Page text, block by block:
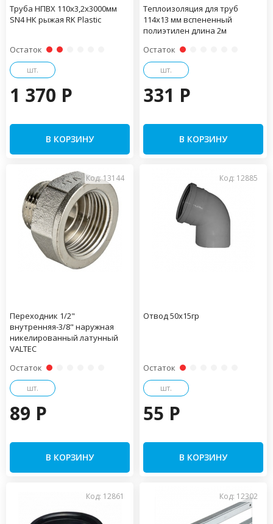
Труба НПВХ 110х3,2х3000мм
SN4 НК рыжая RK Plastic
Остаток
шт.
1 370 P
В КОРЗИНУ
Теплоизоляция для труб
114х13 мм вспененный
полиэтилен длина 2м
Остаток
шт.
331 P
В КОРЗИНУ
Код: 13144
Переходник 1/2"
внутренняя-3/8" наружная
никелированный латунный
VALTEC
Остаток
шт.
89 P
В КОРЗИНУ
Код: 12885
Отвод 50х15гр
Остаток
шт.
55 P
В КОРЗИНУ
Код: 12861 Код: 12302